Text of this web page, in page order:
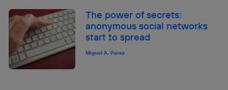
The power of secrets:
anonymous social networks
start to spread
Miguel A. Perez